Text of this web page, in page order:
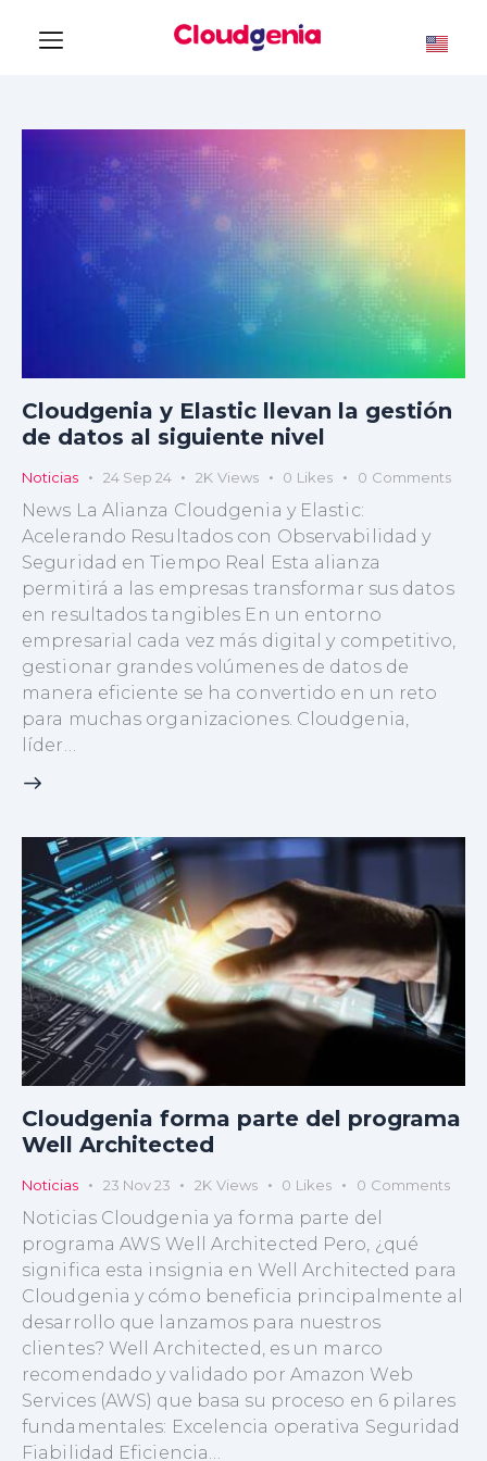
Cloudgenia y Elastic llevan la gestión
de datos al siguiente nivel
Noticias 24 Sep 24 2K Views 0 Likes 0 Comments
News La Alianza Cloudgenia y Elastic:
Acelerando Resultados con Observabilidad y
Seguridad en Tiempo Real Esta alianza
permitirá a las empresas transformar sus datos
en resultados tangibles En un entorno
empresarial cada vez más digital y competitivo,
gestionar grandes volúmenes de datos de
manera eficiente se ha convertido en un reto
para muchas organizaciones. Cloudgenia,
líder…
Cloudgenia forma parte del programa
Well Architected
Noticias 23 Nov 23 2K Views 0 Likes 0 Comments
Noticias Cloudgenia ya forma parte del
programa AWS Well Architected Pero, ¿qué
significa esta insignia en Well Architected para
Cloudgenia y cómo beneficia principalmente al
desarrollo que lanzamos para nuestros
clientes? Well Architected, es un marco
recomendado y validado por Amazon Web
Services (AWS) que basa su proceso en 6 pilares
fundamentales: Excelencia operativa Seguridad
Fiabilidad Eficiencia…